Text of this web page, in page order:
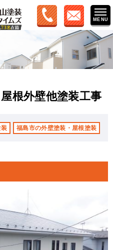
根外壁他塗装工事
福島市の外壁塗装・屋根塗装